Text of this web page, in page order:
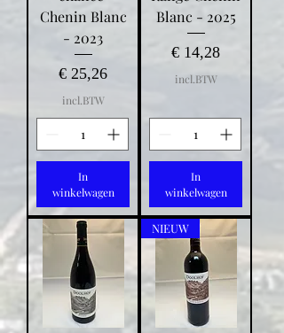
Chenin Blanc
- 2023
Prijs
€ 25,26
incl.BTW
In
winkelwagen
Blanc - 2025
Prijs
€ 14,28
incl.BTW
In
winkelwagen
NIEUW